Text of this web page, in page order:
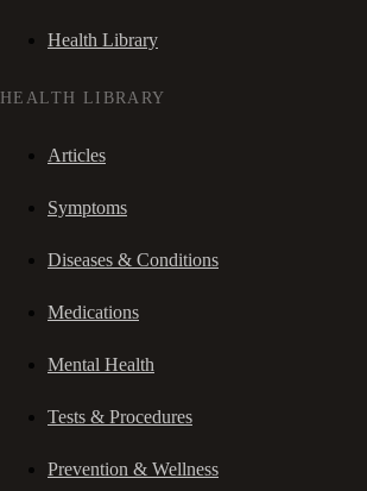
Health Library
HEALTH LIBRARY
Articles
Symptoms
Diseases & Conditions
Medications
Mental Health
Tests & Procedures
Prevention & Wellness